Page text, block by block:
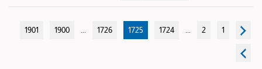
1
2
1724
1725
1726
1900
1901